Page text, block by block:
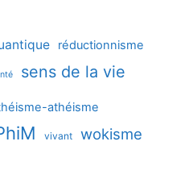
réductionnisme
sens de la vie
athéisme
vivant wokisme